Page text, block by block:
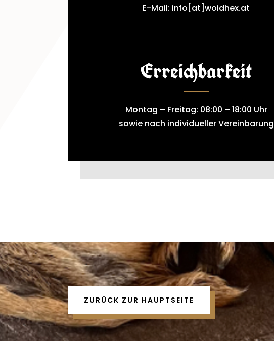
E-Mail: info[at]woidhex.at
Erreichbarkeit
Montag – Freitag: 08:00 – 18:00 Uhr
sowie nach individueller Vereinbarung
ZURÜCK ZUR HAUPTSEITE